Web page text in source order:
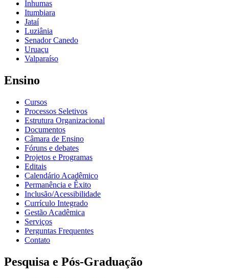
Inhumas
Itumbiara
Jataí
Luziânia
Senador Canedo
Uruaçu
Valparaíso
Ensino
Cursos
Processos Seletivos
Estrutura Organizacional
Documentos
Câmara de Ensino
Fóruns e debates
Projetos e Programas
Editais
Calendário Acadêmico
Permanência e Êxito
Inclusão/Acessibilidade
Currículo Integrado
Gestão Acadêmica
Serviços
Perguntas Frequentes
Contato
Pesquisa e Pós-Graduação